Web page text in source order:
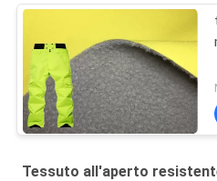
Tessuto all'aperto